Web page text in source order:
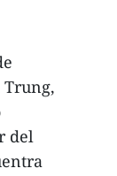
Trung,
del